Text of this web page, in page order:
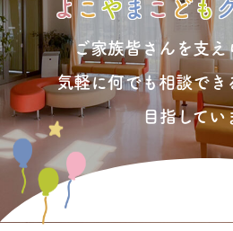
よこ や ま こ ども
ご家族皆さんを支え
気軽に何でも相談でき
目指してい